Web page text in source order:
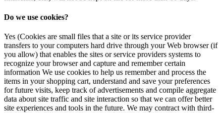
Do we use cookies?
Yes (Cookies are small files that a site or its service provider
transfers to your computers hard drive through your Web browser (if
you allow) that enables the sites or service providers systems to
recognize your browser and capture and remember certain
information We use cookies to help us remember and process the
items in your shopping cart, understand and save your preferences
for future visits, keep track of advertisements and compile aggregate
data about site traffic and site interaction so that we can offer better
site experiences and tools in the future. We may contract with third-